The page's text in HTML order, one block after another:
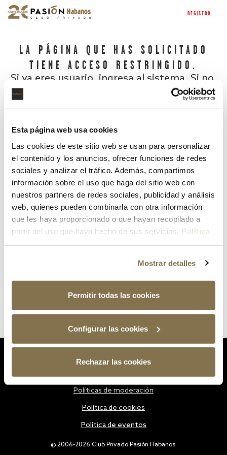
Esta página web usa cookies
Las cookies de este sitio web se usan para personalizar
el contenido y los anuncios, ofrecer funciones de redes
sociales y analizar el tráfico. Además, compartimos
información sobre el uso que haga del sitio web con
nuestros partners de redes sociales, publicidad y análisis
web, quienes pueden combinarla con otra información
que les haya proporcionado o que hayan recopilado a
partir del uso que haya hecho de sus servicios. Política
Mostrar detalles
Permitir todas las cookies
Configurar las cookies
Rechazar las cookies
REGISTRO
LA PÁGINA QUE HAS SOLICITADO
TIENE ACCESO RESTRINGIDO.
Si ya eres usuario, ingresa al sistema. Si no,
¿Has olvidado tu contraseña?
@ 2006-2026 Club Privado Pasión Habanos.
Políticas de moderación
Política de cookies
Política de eventos